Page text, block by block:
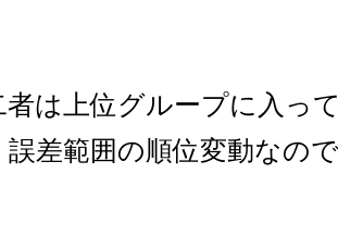
者は上位グループに入っ
差範囲の順位変動なの